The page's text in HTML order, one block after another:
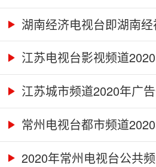
湖南经济电视台即湖南
江苏电视台影视频道
江苏城市频道2020年广
常州电视台都市频道
2020年常州电视台公共